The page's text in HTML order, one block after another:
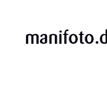
content